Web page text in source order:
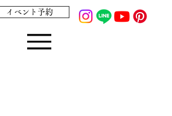
イベント予約